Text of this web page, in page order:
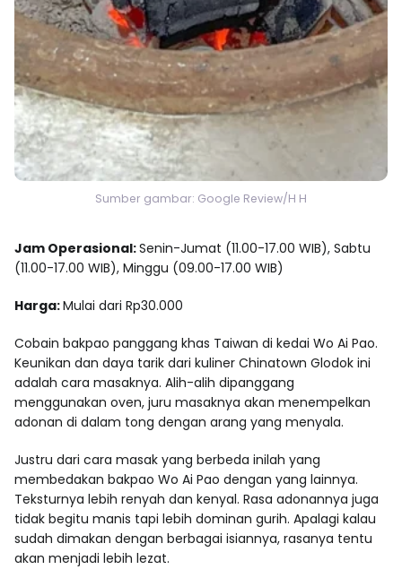
Sumber gambar: Google Review/H H
Jam Operasional:Senin-Jumat (11.00-17.00 WIB), Sabtu
(11.00-17.00 WIB), Minggu (09.00-17.00 WIB)
Harga:Mulai dari Rp30.000
Cobain bakpao panggang khas Taiwan di kedai Wo Ai Pao.
Keunikan dan daya tarik dari kuliner Chinatown Glodok ini
adalah cara masaknya. Alih-alih dipanggang
menggunakan oven, juru masaknya akan menempelkan
adonan di dalam tong dengan arang yang menyala.
Justru dari cara masak yang berbeda inilah yang
membedakan bakpao Wo Ai Pao dengan yang lainnya.
Teksturnya lebih renyah dan kenyal. Rasa adonannya juga
tidak begitu manis tapi lebih dominan gurih. Apalagi kalau
sudah dimakan dengan berbagai isiannya, rasanya tentu
akan menjadi lebih lezat.